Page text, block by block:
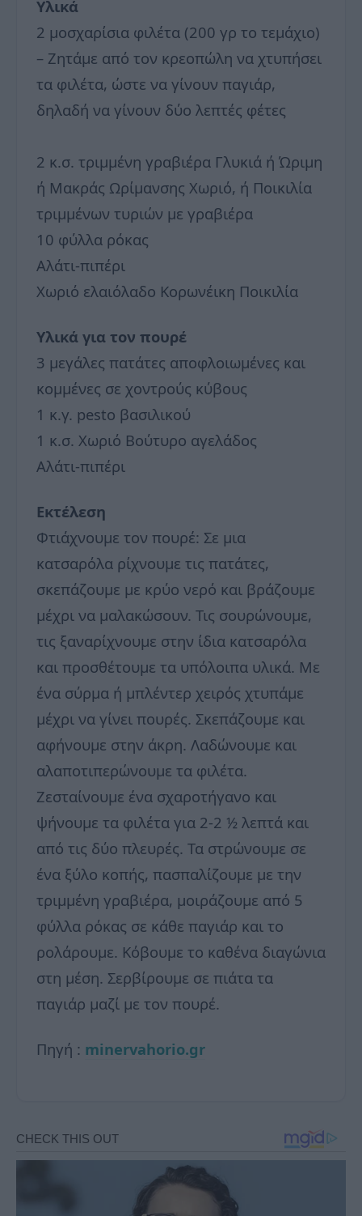
Υλικά
2 μοσχαρίσια φιλέτα (200 γρ το τεμάχιο)
– Ζητάμε από τον κρεοπώλη να χτυπήσει
τα φιλέτα, ώστε να γίνουν παγιάρ,
δηλαδή να γίνουν δύο λεπτές φέτες
2 κ.σ. τριμμένη γραβιέρα Γλυκιά ή Ώριμη
ή Μακράς Ωρίμανσης Χωριό, ή Ποικιλία
τριμμένων τυριών με γραβιέρα
10 φύλλα ρόκας
Αλάτι-πιπέρι
Χωριό ελαιόλαδο Κορωνέικη Ποικιλία
Υλικά για τον πουρέ
3 μεγάλες πατάτες αποφλοιωμένες και
κομμένες σε χοντρούς κύβους
1 κ.γ. pesto βασιλικού
1 κ.σ. Χωριό Βούτυρο αγελάδος
Αλάτι-πιπέρι
Εκτέλεση
Φτιάχνουμε τον πουρέ: Σε μια
κατσαρόλα ρίχνουμε τις πατάτες,
σκεπάζουμε με κρύο νερό και βράζουμε
μέχρι να μαλακώσουν. Τις σουρώνουμε,
τις ξαναρίχνουμε στην ίδια κατσαρόλα
και προσθέτουμε τα υπόλοιπα υλικά. Με
ένα σύρμα ή μπλέντερ χειρός χτυπάμε
μέχρι να γίνει πουρές. Σκεπάζουμε και
αφήνουμε στην άκρη. Λαδώνουμε και
αλαποτιπερώνουμε τα φιλέτα.
Ζεσταίνουμε ένα σχαροτήγανο και
ψήνουμε τα φιλέτα για 2-2 ½ λεπτά και
από τις δύο πλευρές. Τα στρώνουμε σε
ένα ξύλο κοπής, πασπαλίζουμε με την
τριμμένη γραβιέρα, μοιράζουμε από 5
φύλλα ρόκας σε κάθε παγιάρ και το
ρολάρουμε. Κόβουμε το καθένα διαγώνια
στη μέση. Σερβίρουμε σε πιάτα τα
παγιάρ μαζί με τον πουρέ.
Πηγή : minervahorio.gr